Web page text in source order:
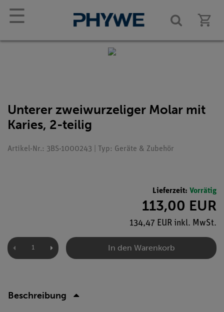
☰
Unterer zweiwurzeliger Molar mit
Karies, 2-teilig
Artikel-Nr.: 3BS-1000243 | Typ: Geräte & Zubehör
Lieferzeit: Vorrätig
113,00 EUR
134,47 EUR inkl. MwSt.
In den Warenkorb
Beschreibung